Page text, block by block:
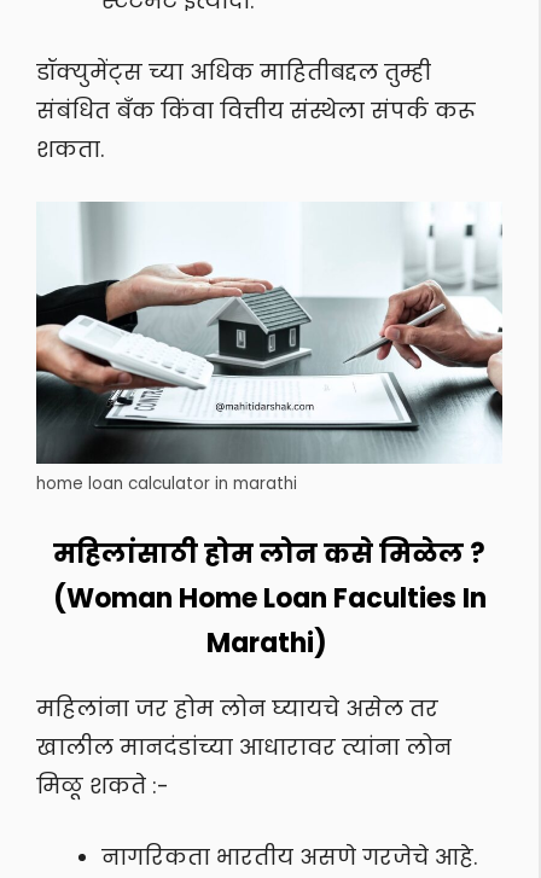
डॉक्युमेंट्स च्या अधिक माहितीबद्दल तुम्ही
संबंधित बँक किंवा वित्तीय संस्थेला संपर्क करू
शकता.
home loan calculator in marathi
महिलांसाठी होम लोन कसे मिळेल ?
(Woman Home Loan Faculties In
Marathi)
महिलांना जर होम लोन घ्यायचे असेल तर
खालील मानदंडांच्या आधारावर त्यांना लोन
मिळू शकते :-
नागरिकता भारतीय असणे गरजेचे आहे.